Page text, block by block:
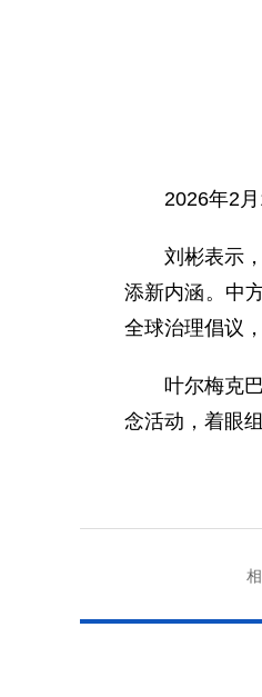
2026年2
刘彬表示
添新内涵。中
全球治理倡议
叶尔梅克
念活动，着眼